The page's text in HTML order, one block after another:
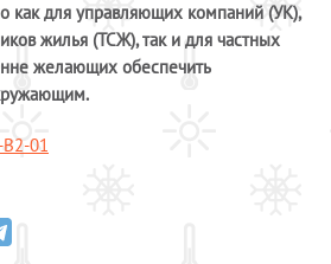
как для управляющих компаний (УК),
жилья (ТСЖ), так и для частных
желающих обеспечить
B2-01